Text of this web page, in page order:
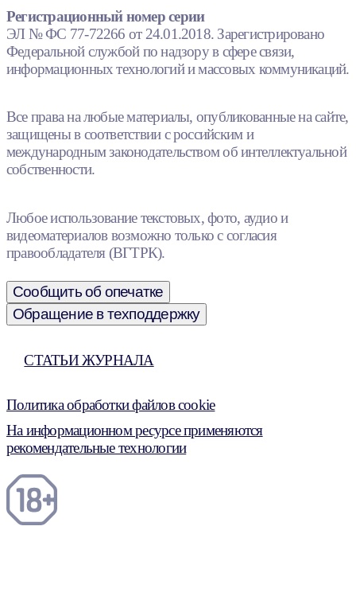
Регистрационный номер серии
ЭЛ № ФС 77-72266 от 24.01.2018. Зарегистрировано
Федеральной службой по надзору в сфере связи,
информационных технологий и массовых коммуникаций.
Все права на любые материалы, опубликованные на сайте,
защищены в соответствии с российским и
международным законодательством об интеллектуальной
собственности.
Любое использование текстовых, фото, аудио и
видеоматериалов возможно только с согласия
правообладателя (ВГТРК).
Сообщить об опечатке
Обращение в техподдержку
СТАТЬИ ЖУРНАЛА
Политика обработки файлов cookie
На информационном ресурсе применяются
рекомендательные технологии